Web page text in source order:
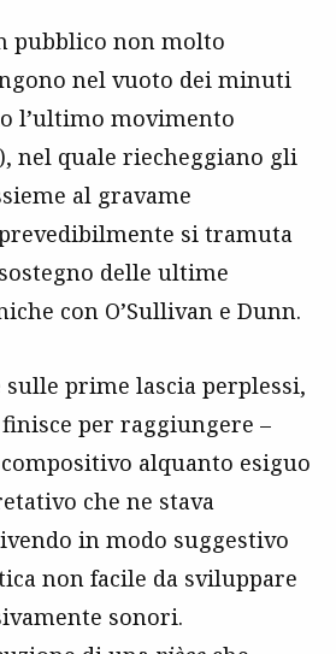
pubblico non molto
nel vuoto dei minuti
l’ultimo movimento
nel quale riecheggiano gli
al gravame
si tramuta
delle ultime
con O’Sullivan e Dunn.
prime lascia perplessi,
per raggiungere –
alquanto esiguo
che ne stava
in modo suggestivo
non facile da sviluppare
sonori.